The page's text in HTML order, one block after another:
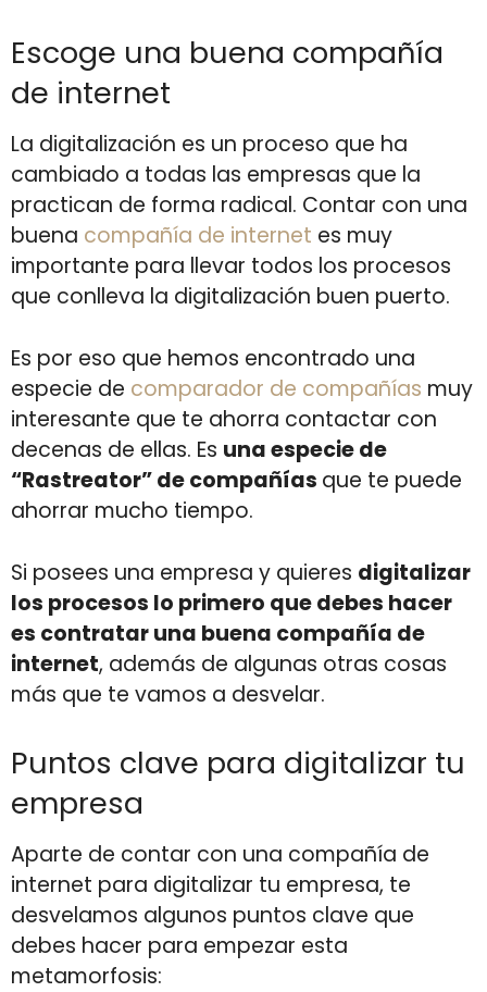
Escoge una buena compañía
de internet
La digitalización es un proceso que ha
cambiado a todas las empresas que la
practican de forma radical. Contar con una
buena compañía de internet es muy
importante para llevar todos los procesos
que conlleva la digitalización buen puerto.
Es por eso que hemos encontrado una
especie de comparador de compañías muy
interesante que te ahorra contactar con
decenas de ellas. Es una especie de
“Rastreator” de compañías que te puede
ahorrar mucho tiempo.
Si posees una empresa y quieres digitalizar
los procesos lo primero que debes hacer
es contratar una buena compañía de
internet, además de algunas otras cosas
más que te vamos a desvelar.
Puntos clave para digitalizar tu
empresa
Aparte de contar con una compañía de
internet para digitalizar tu empresa, te
desvelamos algunos puntos clave que
debes hacer para empezar esta
metamorfosis: